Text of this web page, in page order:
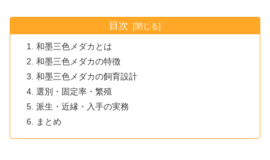
目次
和墨三色メダカとは
和墨三色メダカの特徴
和墨三色メダカの飼育設計
選別・固定率・繁殖
派生・近縁・入手の実務
まとめ